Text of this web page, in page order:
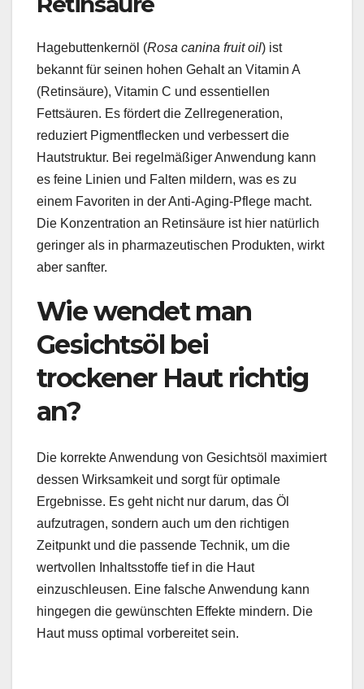
Hagebuttenkernöl (Rosa canina fruit oil) ist
bekannt für seinen hohen Gehalt an Vitamin A
(Retinsäure), Vitamin C und essentiellen
Fettsäuren. Es fördert die Zellregeneration,
reduziert Pigmentflecken und verbessert die
Hautstruktur. Bei regelmäßiger Anwendung kann
es feine Linien und Falten mildern, was es zu
einem Favoriten in der Anti-Aging-Pflege macht.
Die Konzentration an Retinsäure ist hier natürlich
geringer als in pharmazeutischen Produkten, wirkt
aber sanfter.
Wie wendet man
Gesichtsöl bei
trockener Haut richtig
an?
Die korrekte Anwendung von Gesichtsöl maximiert
dessen Wirksamkeit und sorgt für optimale
Ergebnisse. Es geht nicht nur darum, das Öl
aufzutragen, sondern auch um den richtigen
Zeitpunkt und die passende Technik, um die
wertvollen Inhaltsstoffe tief in die Haut
einzuschleusen. Eine falsche Anwendung kann
hingegen die gewünschten Effekte mindern. Die
Haut muss optimal vorbereitet sein.